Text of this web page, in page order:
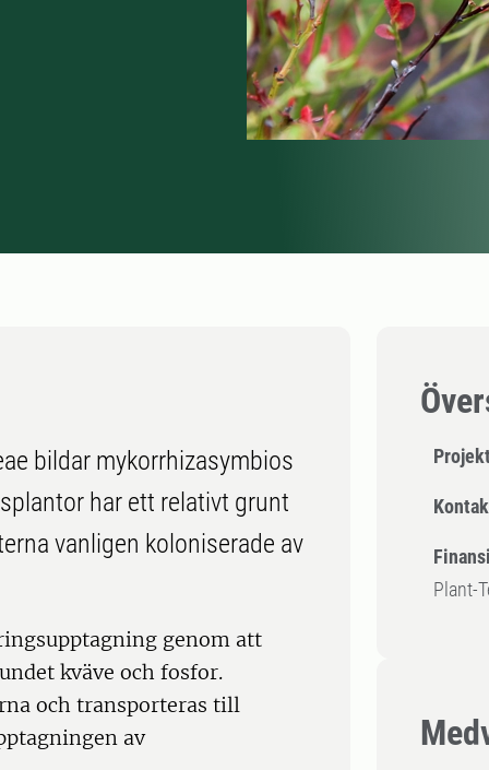
Plant-
bildar mykorrhizasymbios
har ett relativt grunt
vanligen koloniserade av
genom att
kväve och fosfor.
och transporteras till
av